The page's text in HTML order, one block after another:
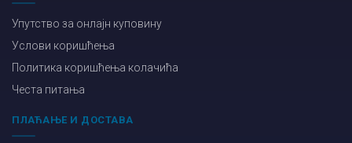
Упутство за онлајн куповину
Услови коришћења
Политика коришћења колачића
Честа питања
ПЛАЋАЊЕ И ДОСТАВА